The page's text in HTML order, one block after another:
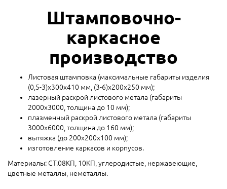
Штамповочно-
каркасное
производство
Листовая штамповка (максимальные габариты изделия
(0,5-3)х300х410 мм, (3-6)х200х250 мм);
лазерный раскрой листового метала (габариты
2000х3000, толщина до 10 мм);
плазменный раскрой листового метала (габариты
3000х6000, толщина до 160 мм);
вытяжка (до 200х200х100 мм);
изготовление каркасов и корпусов.
Материалы: СТ.08КП, 10КП, углеродистые, нержавеющие,
цветные металлы, неметаллы.